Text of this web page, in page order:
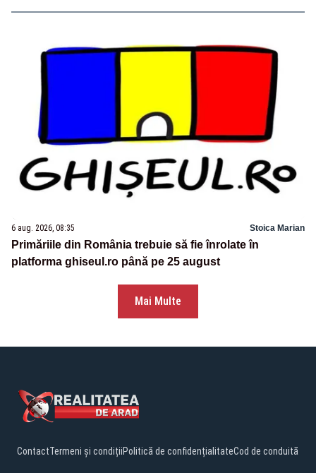
6 aug. 2026, 08:35 Stoica Marian
Primăriile din România trebuie să fie înrolate în
platforma ghiseul.ro până pe 25 august
Mai Multe
ContactTermeni și condițiiPolitică de confidențialitateCod de conduită